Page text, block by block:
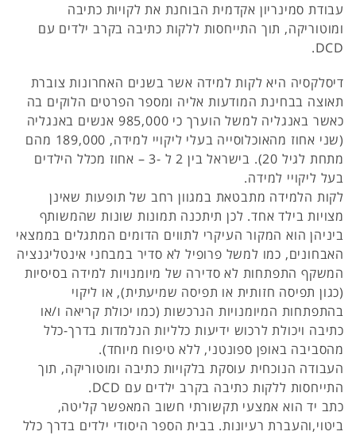
עבודת סמינריון אקדמית הבוחנת את לקויות כתיבה
ומוטוריקה, תוך התייחסות ללקות כתיבה בקרב ילדים עם
DCD.
דיסלקסיה היא לקות למידה אשר בשנים האחרונות צוברת
תאוצה בבחינת המודעות אליה ומספר הפרטים הלוקים בה
כאשר באנגליה למשל הוערך כי 985,000 אנשים באנגליה
(שני אחוז מהאוכלוסייה בעלי ליקויי למידה, 189,000 מהם
מתחת לגיל 20). בישראל בין 2 ל -3 – אחוז מכלל הילדים
בעל ליקויי למידה.
לקות הלמידה מתבטאת במגוון רחב של תופעות שאינן
מצויות בילד אחד. לכן תיתכנה תמונות שונות שהמשותף
ביניהן הוא המקור העיקרי לתווים הדומים המתגלים בממצאי
האבחונים, כמו למשל פרופיל לא סדיר במבחני אינטליגנציה
המשקף התפתחות לא סדירה של מיומנויות למידה בסיסיות
(כגון תפיסה חזותית או תפיסה שמיעתית), או ליקוי
בהתפתחות המיומנויות הנרכשות (כמו יכולת קריאה ו/או
כתיבה ויכולת לרכוש ידיעות כלליות הנלמדות בדרך-כלל
מהסביבה באופן ספונטני, ללא טיפוח מיוחד).
העבודה הנוכחית עוסקת בלקויות כתיבה ומוטוריקה, תוך
התייחסות ללקות כתיבה בקרב ילדים עם DCD.
כתב יד הוא אמצעי תקשורתי חשוב המאפשר קליטה,
ביטוי,והעברת רעיונות. בבית הספר היסודי ילדים בדרך כלל